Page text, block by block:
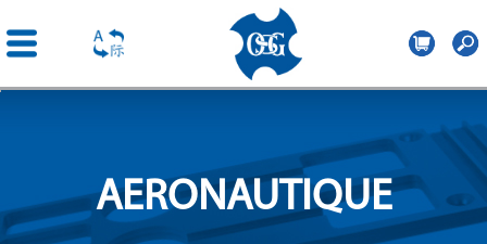
France
AERONAUTIQUE